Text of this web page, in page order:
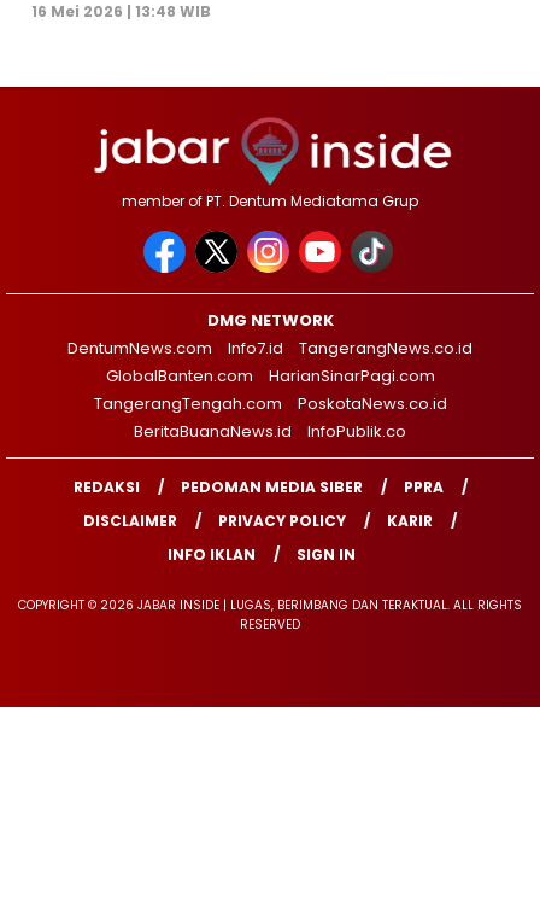
16 Mei 2026 | 13:48 WIB
member of PT. Dentum Mediatama Grup
DMG NETWORK
DentumNews.com
Info7.id
TangerangNews.co.id
GlobalBanten.com
HarianSinarPagi.com
TangerangTengah.com
PoskotaNews.co.id
BeritaBuanaNews.id
InfoPublik.co
REDAKSI PEDOMAN MEDIA SIBER
PPRA
DISCLAIMER
PRIVACY POLICY
KARIR
INFO IKLAN
SIGN IN
COPYRIGHT © 2026 JABAR INSIDE | LUGAS, BERIMBANG DAN TERAKTUAL. ALL RIGHTS
RESERVED